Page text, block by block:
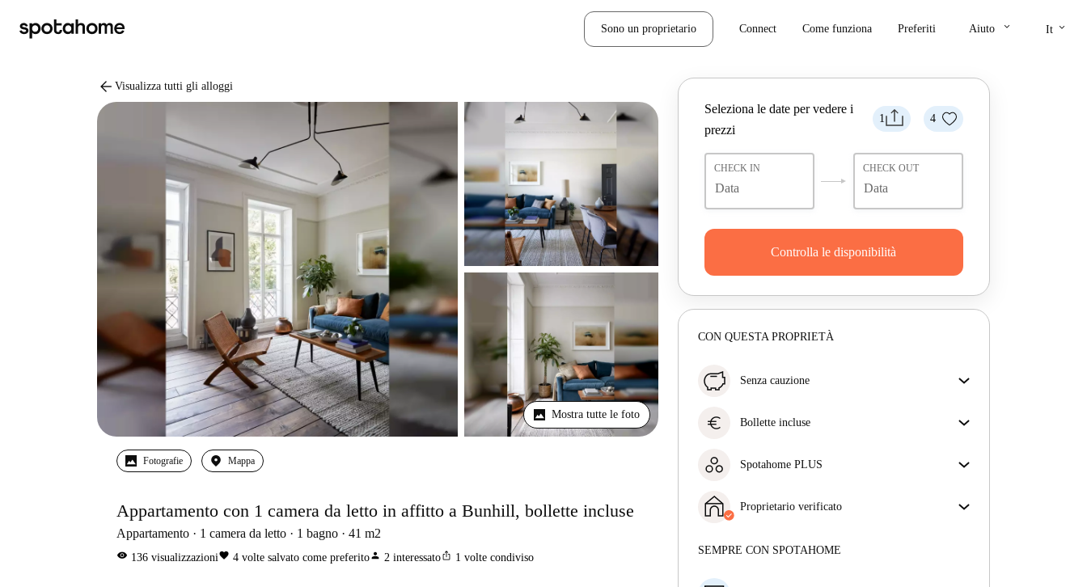
Sono un proprietario Connect Come funziona Preferiti Aiuto keyboard_arrow_down It keyboard_arrow_down
arrow_back Visualizza tutti gli alloggi
Mostra tutte le foto
Fotografie Mappa
Appartamento con 1 camera da letto in affitto a Bunhill, bollette incluse
Appartamento 1 camera da letto 1 bagno 41 m2
visibility 136 visualizzazionifavorite 4 volte salvato come preferitoperson 2 interessatoios_share 1 volte condiviso
1 4
Seleziona le date per vedere i
prezzi
CHECK IN CHECK OUT
Controlla le disponibilità
CON QUESTA PROPRIETÀ
Senza cauzione
trasloco senza deposito.
euro Bollette incluse
incluse, che coprono l'affitto e le utenze per
Spotahome PLUS
fornendo accesso agli standard di sicurezza più
elevati e un supporto aggiuntivo durante la
Proprietario verificato
Maggiori informazioni su questo locatore
SEMPRE CON SPOTAHOME